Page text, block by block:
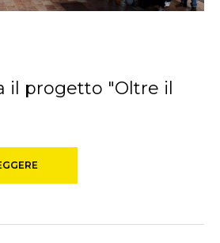
il progetto "Oltre il